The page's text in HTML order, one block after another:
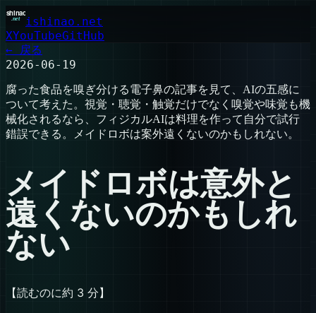
ishinao.net
XYouTubeGitHub
← 戻る
2026-06-19
腐った食品を嗅ぎ分ける電子鼻の記事を見て、AIの五感に
ついて考えた。視覚・聴覚・触覚だけでなく嗅覚や味覚も機
械化されるなら、フィジカルAIは料理を作って自分で試行
錯誤できる。メイドロボは案外遠くないのかもしれない。
メイドロボは意外と
遠くないのかもしれ
ない
【読むのに約 3 分】